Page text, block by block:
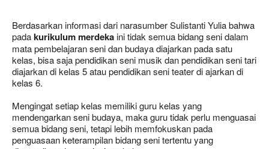
Berdasarkan informasi dari narasumber Sulistanti Yulia bahwa
padakurikulum merdekaini tidak semua bidang seni dalam
mata pembelajaran seni dan budaya diajarkan pada satu
kelas, bisa saja pendidikan seni musik dan pendidikan seni tari
diajarkan di kelas 5 atau pendidikan seni teater di ajarkan di
kelas 6.
Mengingat setiap kelas memiliki guru kelas yang
mendengarkan seni budaya, maka guru tidak perlu menguasai
semua bidang seni, tetapi lebih memfokuskan pada
penguasaan keterampilan bidang seni tertentu yang